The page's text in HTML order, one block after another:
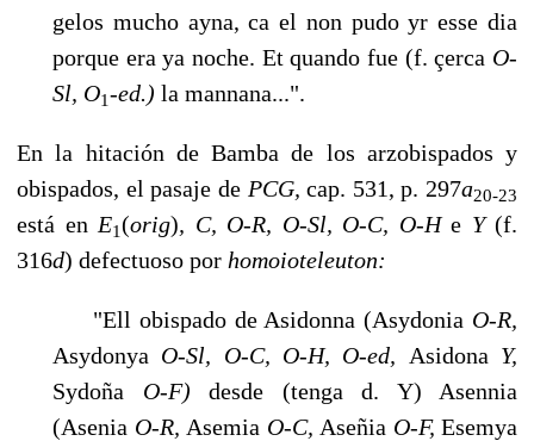
gelos mucho ayna, ca el non pudo yr esse dia
porque era ya noche. Et quando fue (f. çerca O-
Sl, O1-ed.) la mannana...".
En la hitación de Bamba de los arzobispados y
obispados, el pasaje de PCG,cap. 531, p. 297a20-23
está en E1(orig), C, O-R, O-Sl, O-C, O-H e Y (f.
316d) defectuoso por homoioteleuton:
"Ell obispado de Asidonna (Asydonia O-R,
Asydonya O-Sl, O-C, O-H, O-ed, Asidona Y,
Sydoña O-F) desde (tenga d. Y) Asennia
(Asenia O-R, Asemia O-C, Aseñia O-F, Esemya